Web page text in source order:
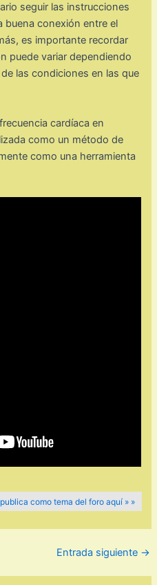
seguir las instrucciones
buena conexión entre el
es importante recordar
puede variar dependiendo
las condiciones en las que
cardíaca en
como un método de
como una herramienta
como tema del foro aquí » »
Entrada siguiente →